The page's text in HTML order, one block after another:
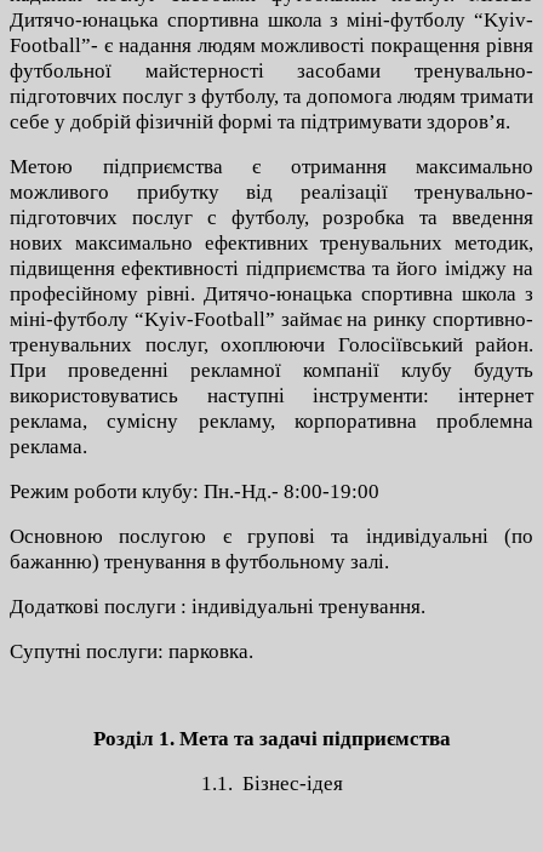
Дитячо-юнацька спортивна школа з міні-футболу “Kyiv-
Football”- є надання людям можливості покращення рівня
футбольної майстерності засобами тренувально-
підготовчих послуг з футболу, та допомога людям тримати
себе у добрій фізичній формі та підтримувати здоров’я.
Метою підприємства є отримання максимально
можливого прибутку від реалізації тренувально-
підготовчих послуг с футболу, розробка та введення
нових максимально ефективних тренувальних методик,
підвищення ефективності підприємства та його іміджу на
професійному рівні. Дитячо-юнацька спортивна школа з
міні-футболу “Kyiv-Football” займає на ринку спортивно-
тренувальних послуг, охоплюючи Голосіївський район.
При проведенні рекламної компанії клубу будуть
використовуватись наступні інструменти: інтернет
реклама, сумісну рекламу, корпоративна проблемна
реклама.
Режим роботи клубу: Пн.-Нд.- 8:00-19:00
Основною послугою є групові та індивідуальні (по
бажанню) тренування в футбольному залі.
Додаткові послуги : індивідуальні тренування.
Супутні послуги: парковка.
Розділ 1. Мета та задачі підприємства
1.1. Бізнес-ідея